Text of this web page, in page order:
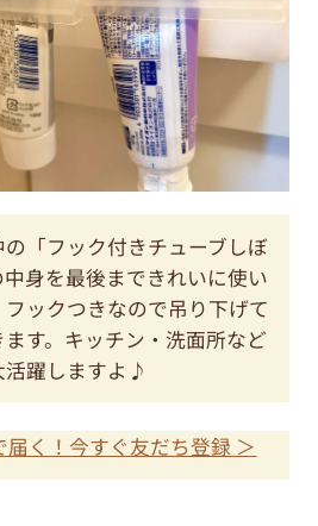
「フック付きチューブしぼ
身を最後まできれいに使い
ックつきなので吊り下げて
す。キッチン・洗面所など
活躍しますよ♪
く！今すぐ友だち登録 ＞